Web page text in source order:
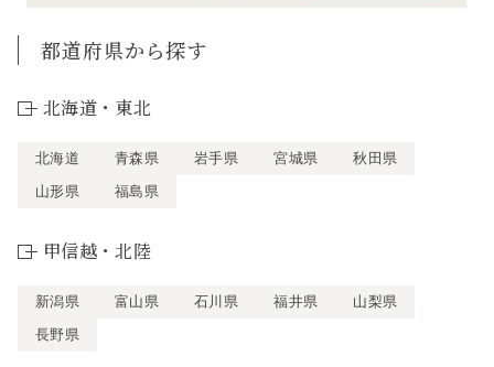
都道府県から探す
北海道・東北
北海道 青森県 岩手県 宮城県
秋田県
山形県
福島県
甲信越・北陸
新潟県 富山県 石川県 福井県
山梨県
長野県